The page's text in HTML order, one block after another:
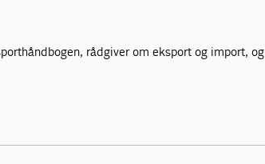
rådgiver om eksport og import,